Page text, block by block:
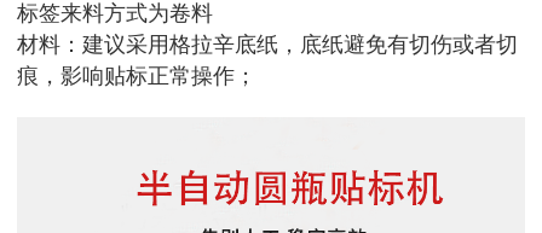
标签来料方式为卷料
材料：建议采用格拉辛底纸，底纸避免有切伤或者切
痕，影响贴标正常操作；